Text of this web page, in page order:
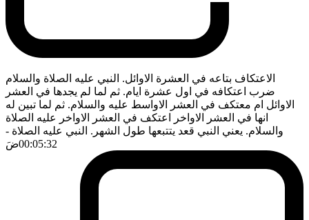
الاعتكاف بتاعه في العشرة الاوائل. النبي عليه الصلاة والسلام
ضرب اعتكافه في اول عشرة ايام. ثم لما لم يجدها في العشر
الاوائل ام معتكف في العشر الاواسط عليه والسلام. ثم لما تبين له
انها في العشر الاواخر اعتكف في العشر الاواخر عليه الصلاة
والسلام. يعني النبي قعد يتتبعها طول الشهر. النبي عليه الصلاة -
00:05:32ضَ